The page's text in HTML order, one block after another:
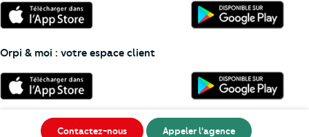
Orpi & moi : votre espace client
Contactez-nous Appeler l'agence